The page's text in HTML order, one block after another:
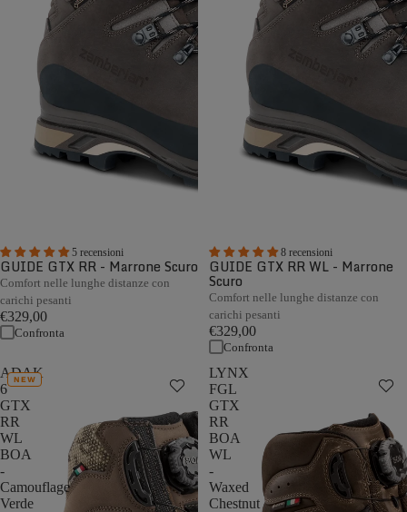
5 recensioni
GUIDE GTX RR - Marrone Scuro
Comfort nelle lunghe distanze con
carichi pesanti
€329,00
Confronta
8 recensioni
GUIDE GTX RR WL - Marrone
Scuro
Comfort nelle lunghe distanze con
carichi pesanti
€329,00
Confronta
ADAK
6
GTX
RR
WL
BOA
-
Camouflage
Verde
NEW
LYNX
FGL
GTX
RR
BOA
WL
-
Waxed
Chestnut